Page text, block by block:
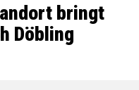
bringt
Döbling